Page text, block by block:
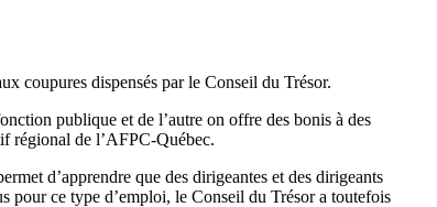
coupures dispensés par le Conseil du Trésor.
publique et de l’autre on offre des bonis à des
régional de l’AFPC-Québec.
d’apprendre que des dirigeantes et des dirigeants
pour ce type d’emploi, le Conseil du Trésor a toutefois